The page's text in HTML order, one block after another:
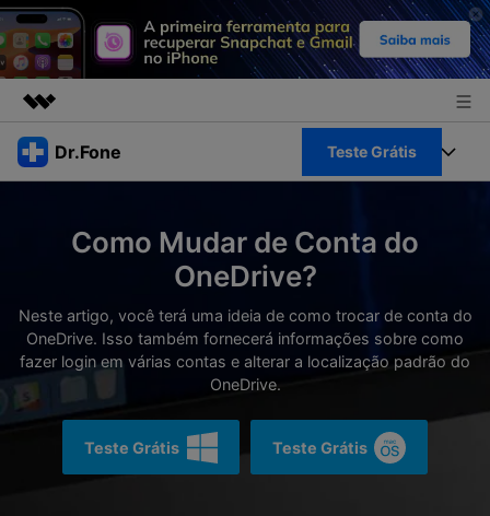
Produtos em destaque
Visão geral
Sobre nós
Sala de imprensa
Loja
Dr.Fone Teste Grátis
Veja Toolkit Completo >
Para PC
Para Celular
Online
Guia & Suporte
Ações rápidas
Recursos
Transferir Dados
Entrar
Como Mudar de Conta do
OneDrive?
Neste artigo, você terá uma ideia de como trocar de conta do
OneDrive. Isso também fornecerá informações sobre como
fazer login em várias contas e alterar a localização padrão do
OneDrive.
Teste Grátis Teste Grátis